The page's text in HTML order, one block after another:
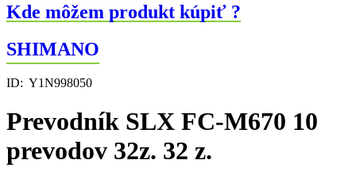
Kde môžem produkt kúpiť ?
SHIMANO
ID: Y1N998050
Prevodník SLX FC-M670 10
prevodov 32z. 32 z.